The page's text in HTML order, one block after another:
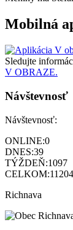
Mobilná
Sledujte
V OBRAZE.
Návštevnosť
Návštevnosť:
ONLINE:0
DNES:39
TÝŽDEŇ:1097
CELKOM:
Richnava